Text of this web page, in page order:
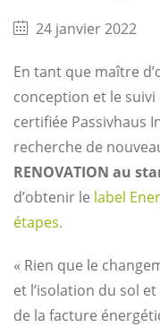
24 janvier 2022
En tant que maître
conception et le
certifiée Passivhaus
recherche de
RENOVATION au
d’obtenir le label
étapes.
« Rien que le
et l’isolation du sol
de la facture